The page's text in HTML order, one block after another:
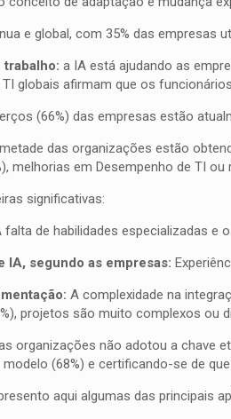
e global, com 35% das empresas
a IA está ajudando as
globais afirmam que os
(66%) das empresas estão
das organizações estão
melhorias em Desempenho de TI
significativas:
falta de habilidades especializadas e
IA, segundo as empresas:
A complexidade na
projetos são muito complexos ou
organizações não adotou a chave
(68%) e certificando-se de
aqui algumas das principais